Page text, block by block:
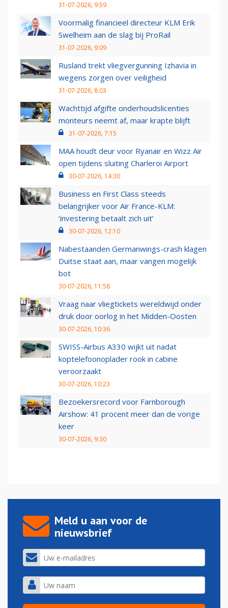
31-07-2026, 9:59
Voormalig financieel directeur KLM Erik
Swelheim aan de slag bij ProRail
31-07-2026, 9:09
Rusland trekt vliegvergunning Izhavia in
wegens zorgen over veiligheid
31-07-2026, 8:03
Wachttijd afgifte onderhoudslicenties
monteurs neemt af, maar krapte blijft
31-07-2026, 7:15
MAA houdt deur voor Ryanair en Wizz Air
open tijdens sluiting Charleroi Airport
30-07-2026, 14:30
Business en First Class steeds
belangrijker voor Air France-KLM:
‘investering betaalt zich uit’
30-07-2026, 12:10
Nabestaanden Germanwings-crash klagen
Duitse staat aan, maar vangen mogelijk
bot
30-07-2026, 11:58
Vraag naar vliegtickets wereldwijd onder
druk door oorlog in het Midden-Oosten
30-07-2026, 10:36
SWISS-Airbus A330 wijkt uit nadat
koptelefoonoplader rook in cabine
veroorzaakt
30-07-2026, 10:23
Bezoekersrecord voor Farnborough
Airshow: 41 procent meer dan de vorige
keer
30-07-2026, 9:30
Meld u aan voor de
nieuwsbrief